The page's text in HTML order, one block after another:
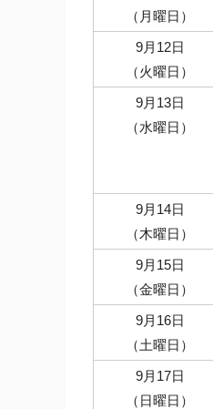
（月曜日）
9月12日
（火曜日）
9月13日
（水曜日）
9月14日
（木曜日）
9月15日
（金曜日）
9月16日
（土曜日）
9月17日
（日曜日）